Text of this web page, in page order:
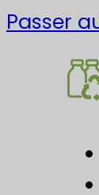
Passer